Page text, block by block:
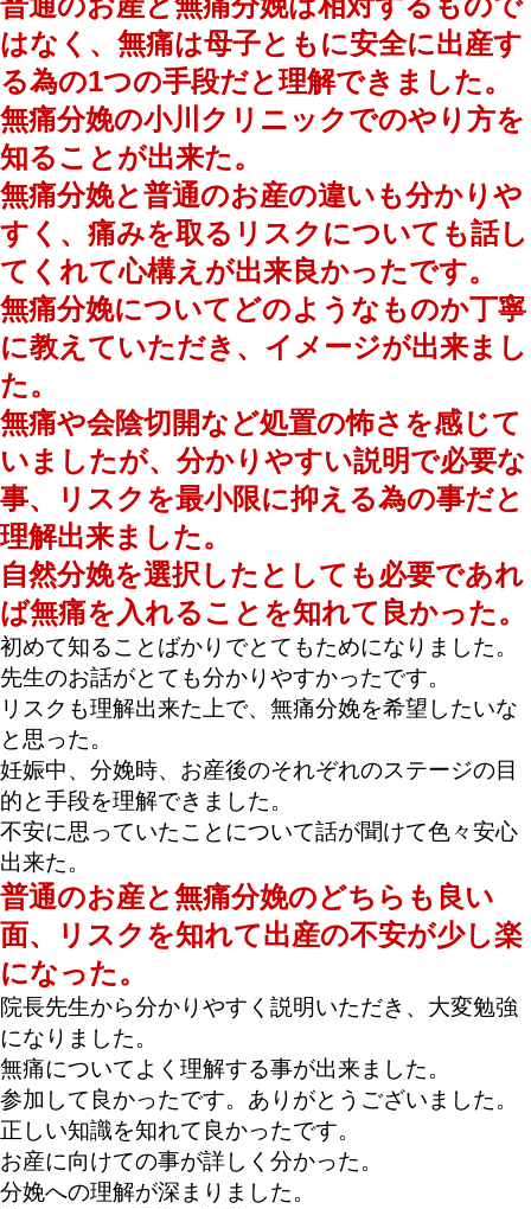
はなく、無痛は母子ともに安全に出産す
る為の1つの手段だと理解できました。
無痛分娩の小川クリニックでのやり方を
知ることが出来た。
無痛分娩と普通のお産の違いも分かりや
すく、痛みを取るリスクについても話し
てくれて心構えが出来良かったです。
無痛分娩についてどのようなものか丁寧
に教えていただき、イメージが出来まし
た。
無痛や会陰切開など処置の怖さを感じて
いましたが、分かりやすい説明で必要な
事、リスクを最小限に抑える為の事だと
理解出来ました。
自然分娩を選択したとしても必要であれ
ば無痛を入れることを知れて良かった。
初めて知ることばかりでとてもためになりました。
先生のお話がとても分かりやすかったです。
リスクも理解出来た上で、無痛分娩を希望したいな
と思った。
妊娠中、分娩時、お産後のそれぞれのステージの目
的と手段を理解できました。
不安に思っていたことについて話が聞けて色々安心
出来た。
普通のお産と無痛分娩のどちらも良い
面、リスクを知れて出産の不安が少し楽
になった。
院長先生から分かりやすく説明いただき、大変勉強
になりました。
無痛についてよく理解する事が出来ました。
参加して良かったです。ありがとうございました。
正しい知識を知れて良かったです。
お産に向けての事が詳しく分かった。
分娩への理解が深まりました。